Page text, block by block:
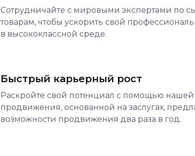
Сотрудничайте с мировыми экспертами по
товарам, чтобы ускорить свой
в высококлассной среде.
Быстрый карьерный рост
Раскройте свой потенциал с помощью
продвижения, основанной на заслугах,
возможности продвижения два раза в год.